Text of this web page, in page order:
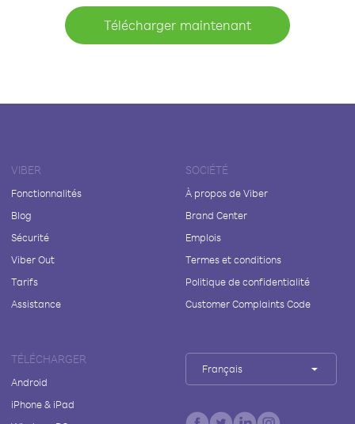
Télécharger maintenant
VIBER
Fonctionnalités
Blog
Sécurité
Viber Out
Tarifs
Assistance
SOCIÉTÉ
À propos de Viber
Brand Center
Emplois
Termes et conditions
Politique de confidentialité
Customer Complaints Code
TÉLÉCHARGER
Android
iPhone & iPad
Français